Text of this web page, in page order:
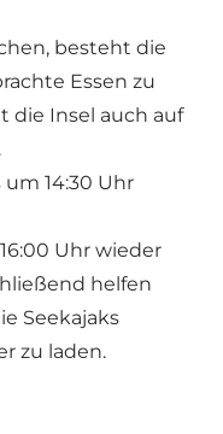
besteht die
Essen zu
die Insel auch auf
14:30 Uhr
Uhr wieder
helfen
Seekajaks
zu laden.